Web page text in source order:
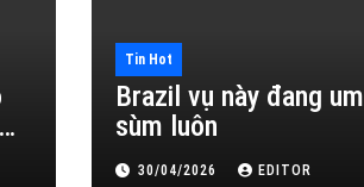
Tin Hot
Brazil vụ này đang um
sùm luôn
30/04/2026 EDITOR